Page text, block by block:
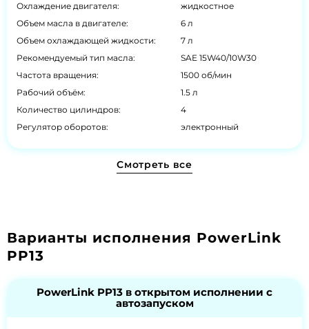
Охлаждение двигателя:
жидкостное
Объем масла в двигателе:
6 л
Объем охлаждающей жидкости:
7 л
Рекомендуемый тип масла:
SAE 15W40/10W30
Частота вращения:
1500 об/мин
Рабочий объём:
1.5 л
Количество цилиндров:
4
Регулятор оборотов:
электронный
Смотреть все
Варианты исполнения PowerLink
PP13
PowerLink PP13 в открытом исполнении с
автозапуском